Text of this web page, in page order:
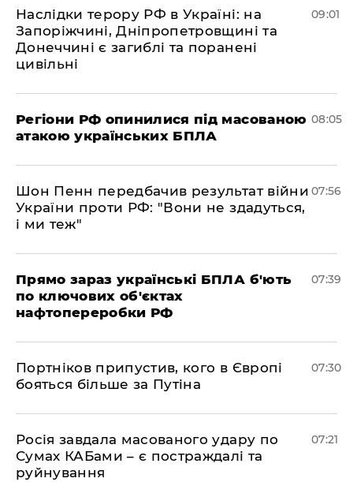
Наслідки терору РФ в Україні: на
Запоріжчині, Дніпропетровщині та
Донеччині є загиблі та поранені
цивільні
09:01
Регіони РФ опинилися під масованою
атакою українських БПЛА
08:05
Шон Пенн передбачив результат війни
України проти РФ: "Вони не здадуться,
і ми теж"
07:56
Прямо зараз українські БПЛА б'ють
по ключових об'єктах
нафтопереробки РФ
07:39
Портніков припустив, кого в Європі
бояться більше за Путіна
07:30
Росія завдала масованого удару по
Сумах КАБами – є постраждалі та
руйнування
07:21